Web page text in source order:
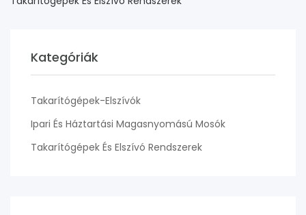
Kategóriák
Takarítógépek-Elszívók
Ipari És Háztartási Magasnyomású Mosók
Takarítógépek És Elszívó Rendszerek